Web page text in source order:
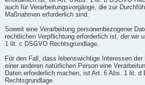
auch für Verarbeitungsvorgänge, die zur
Maßnahmen erforderlich sind.
Soweit eine Verarbeitung personenbezogener
rechtlichen Verpflichtung erforderlich ist, der wir
1 lit. c DSGVO Rechtsgrundlage.
Für den Fall, dass lebenswichtige Interessen
einer anderen natürlichen Person eine
Daten erforderlich machen, ist Art. 6 Abs. 1 lit. d
Rechtsgrundlage.